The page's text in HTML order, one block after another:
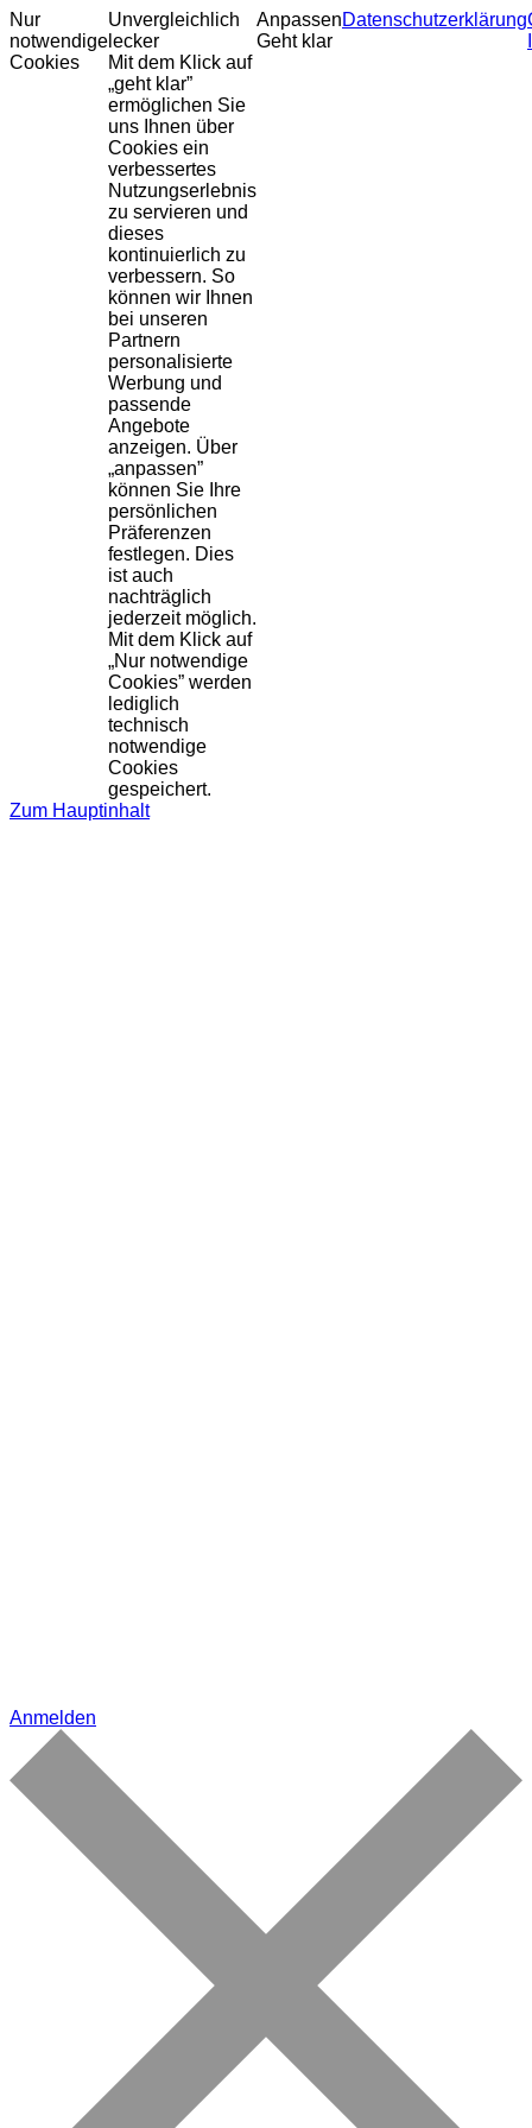
Nur
notwendige
Cookies
Unvergleichlich
lecker
Mit dem Klick auf
„geht klar”
ermöglichen Sie
uns Ihnen über
Cookies ein
verbessertes
Nutzungserlebnis
zu servieren und
dieses
kontinuierlich zu
verbessern. So
können wir Ihnen
bei unseren
Partnern
personalisierte
Werbung und
passende
Angebote
anzeigen. Über
„anpassen”
können Sie Ihre
persönlichen
Präferenzen
festlegen. Dies
ist auch
nachträglich
jederzeit möglich.
Mit dem Klick auf
„Nur notwendige
Cookies” werden
lediglich
technisch
notwendige
Cookies
gespeichert.
Anpassen
Geht klar
Datenschutzerklärung
Zum Hauptinhalt
Anmelden